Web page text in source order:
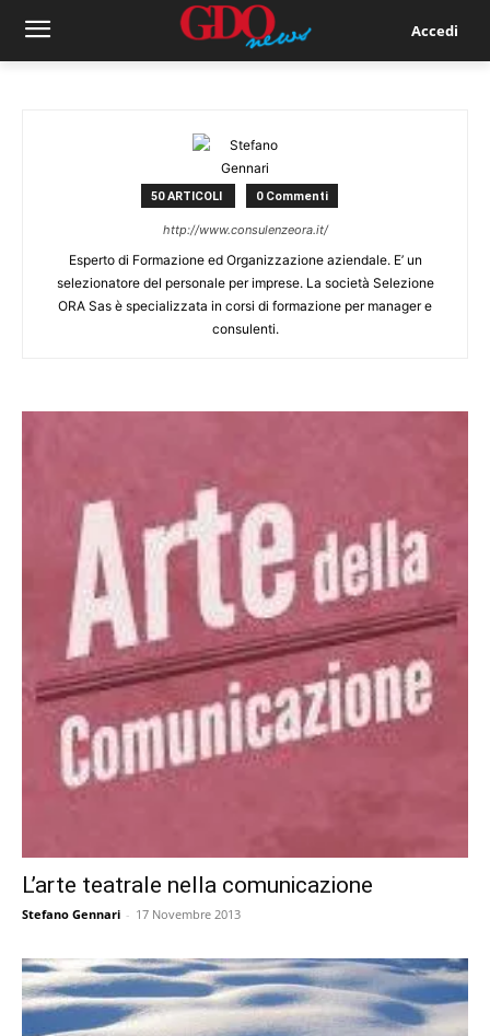
Accedi
50 ARTICOLI 0 Commenti
http://www.consulenzeora.it/
Esperto di Formazione ed Organizzazione aziendale. E’ un
selezionatore del personale per imprese. La società Selezione
ORA Sas è specializzata in corsi di formazione per manager e
consulenti.
L’arte teatrale nella comunicazione
Stefano Gennari - 17 Novembre 2013